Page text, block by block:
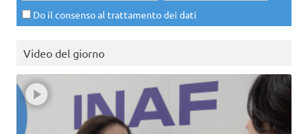
Do il consenso al trattamento dei dati
Video del giorno